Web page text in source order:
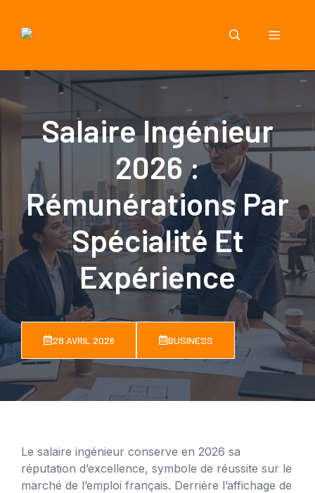
contenu
Menu
Salaire Ingénieur
2026 :
Rémunérations Par
Spécialité Et
Expérience
28 AVRIL 2026 BUSINESS
Le salaire ingénieur conserve en 2026 sa
réputation d’excellence, symbole de réussite sur le
marché de l’emploi français. Derrière l’affichage de